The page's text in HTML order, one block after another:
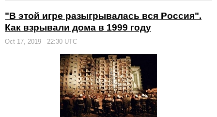
"В этой игре разыгрывалась вся Россия".
Как взрывали дома в 1999 году
Oct 17, 2019 - 22:30 UTC